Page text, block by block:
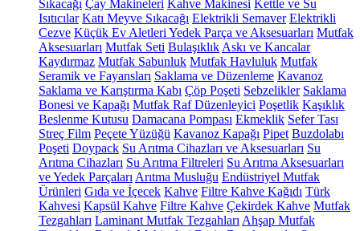
Sıkacağı Çay Makineleri Kahve Makinesi Kettle ve Su
Isıtıcılar Katı Meyve Sıkacağı Elektrikli Semaver Elektrikli
Cezve Küçük Ev Aletleri Yedek Parça ve Aksesuarları Mutfak
Aksesuarları Mutfak Seti Bulaşıklık Askı ve Kancalar
Kaydırmaz Mutfak Sabunluk Mutfak Havluluk Mutfak
Seramik ve Fayansları Saklama ve Düzenleme Kavanoz
Saklama ve Karıştırma Kabı Çöp Poşeti Sebzelikler Saklama
Bonesi ve Kapağı Mutfak Raf Düzenleyici Poşetlik Kaşıklık
Beslenme Kutusu Damacana Pompası Ekmeklik Sefer Tası
Streç Film Peçete Yüzüğü Kavanoz Kapağı Pipet Buzdolabı
Poşeti Doypack Su Arıtma Cihazları ve Aksesuarları Su
Arıtma Cihazları Su Arıtma Filtreleri Su Arıtma Aksesuarları
ve Yedek Parçaları Arıtma Musluğu Endüstriyel Mutfak
Ürünleri Gıda ve İçecek Kahve Filtre Kahve Kağıdı Türk
Kahvesi Kapsül Kahve Filtre Kahve Çekirdek Kahve Mutfak
Tezgahları Laminant Mutfak Tezgahları Ahşap Mutfak